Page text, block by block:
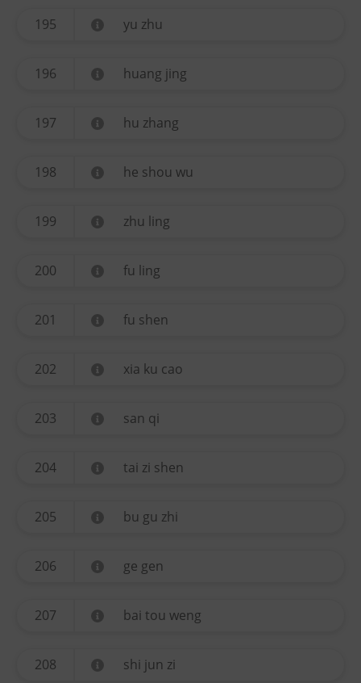
195 yu zhu
196 huang jing
197 hu zhang
198 he shou wu
199 zhu ling
200 fu ling
201 fu shen
202 xia ku cao
203 san qi
204 tai zi shen
205 bu gu zhi
206 ge gen
207 bai tou weng
208 shi jun zi